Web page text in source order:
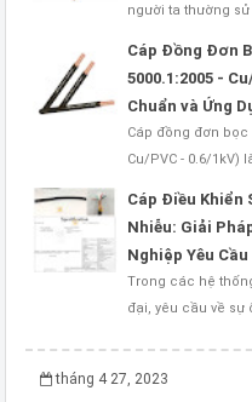
người ta thường sử
Cáp Đồng Đơn
5000.1:2005 -
Chuẩn và Ứng
Cáp đồng đơn bọc
Cu/PVC - 0.6/1kV)
Cáp Điều Khiển
Nhiễu: Giải
Nghiệp Yêu
Trong các hệ
đại, yêu cầu về sự
tháng 4 27, 2023